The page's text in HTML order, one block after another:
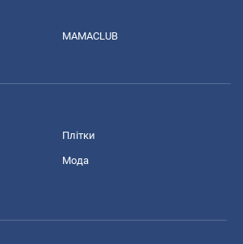
MAMACLUB
Плітки
Мода